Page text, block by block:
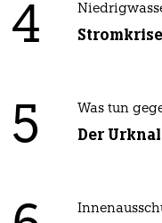
4
5 Was tun
Der